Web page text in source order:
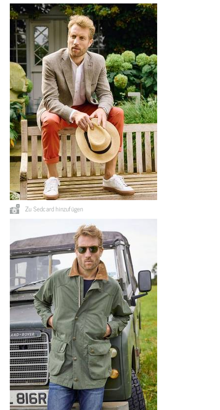
Zu Sedcard hinzufügen